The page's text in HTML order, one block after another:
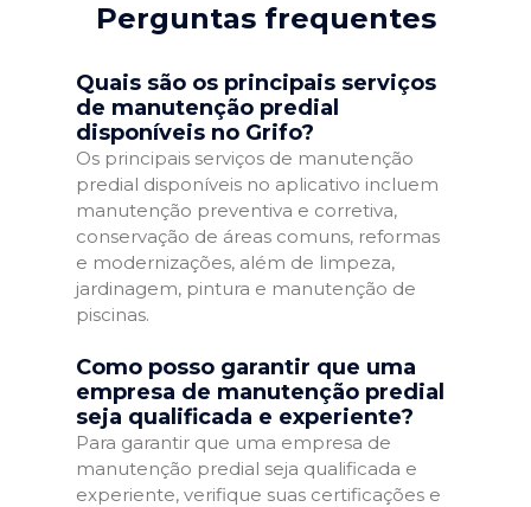
Perguntas frequentes
Quais são os principais serviços
de manutenção predial
disponíveis no Grifo?
Os principais serviços de manutenção
predial disponíveis no aplicativo incluem
manutenção preventiva e corretiva,
conservação de áreas comuns, reformas
e modernizações, além de limpeza,
jardinagem, pintura e manutenção de
piscinas.
Como posso garantir que uma
empresa de manutenção predial
seja qualificada e experiente?
Para garantir que uma empresa de
manutenção predial seja qualificada e
experiente, verifique suas certificações e